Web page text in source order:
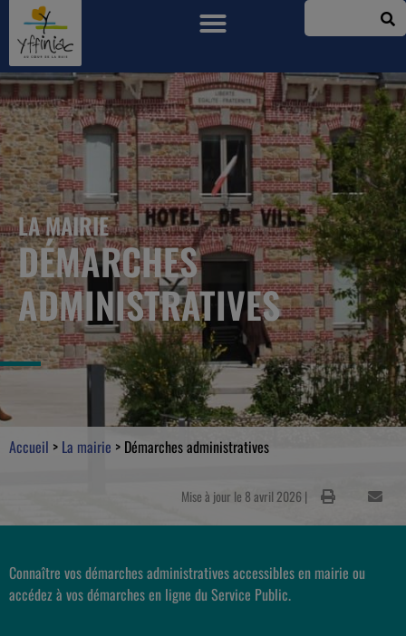
LA MAIRIE
DÉMARCHES
ADMINISTRATIVES
Accueil > La mairie > Démarches administratives
Mise à jour le 8 avril 2026 |
Connaître vos démarches administratives accessibles en mairie ou
accédez à vos démarches en ligne du Service Public.